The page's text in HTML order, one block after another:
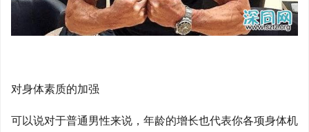
对身体素质的加强
可以说对于普通男性来说，年龄的增长也代表你各项身体机